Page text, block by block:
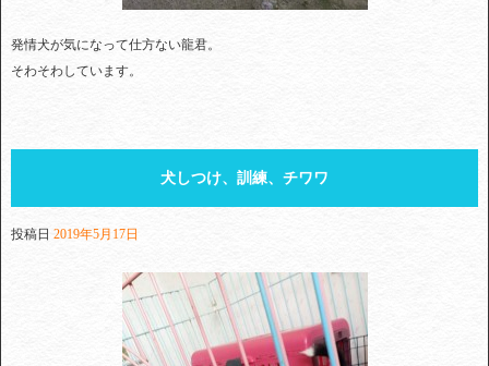
発情犬が気になって仕方ない龍君。
そわそわしています。
犬しつけ、訓練、チワワ
投稿日 2019年5月17日